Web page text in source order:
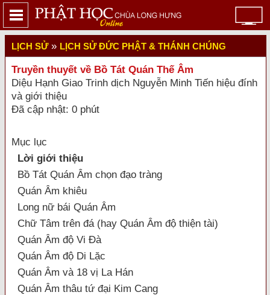
LỊCH SỬ» LỊCH SỬ ĐỨC PHẬT & THÁNH CHÚNG
Truyền thuyết về Bồ Tát Quán Thế Âm
Diệu Hạnh Giao Trinh dịch Nguyễn Minh Tiến hiệu đính
và giới thiệu
Đã cập nhật: 0 phút
Mục lục
Lời giới thiệu
Bồ Tát Quán Âm chọn đạo tràng
Quán Âm khiêu
Long nữ bái Quán Âm
Chữ Tâm trên đá (hay Quán Âm độ thiện tài)
Quán Âm độ Vi Đà
Quán Âm độ Di Lặc
Quán Âm và 18 vị La Hán
Quán Âm thâu tứ đại Kim Cang